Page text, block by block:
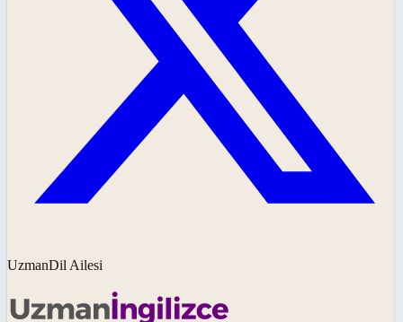
UzmanDil Ailesi